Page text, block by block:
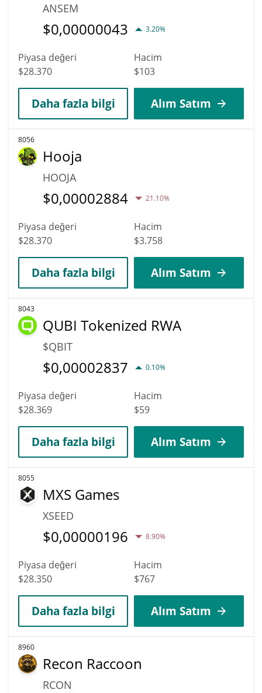
ANSEM
$0,00000043 3.20%
Piyasa değeri
$28.370
Hacim
$103
Daha fazla bilgi Alım Satım
8056
Hooja
HOOJA
$0,00002884 21.10%
Piyasa değeri
$28.370
Hacim
$3.758
Daha fazla bilgi Alım Satım
8043
QUBI Tokenized RWA
$QBIT
$0,00002837 0.10%
Piyasa değeri
$28.369
Hacim
$59
Daha fazla bilgi Alım Satım
8055
MXS Games
XSEED
$0,00000196 8.90%
Piyasa değeri
$28.350
Hacim
$767
Daha fazla bilgi Alım Satım
8960
Recon Raccoon
RCON